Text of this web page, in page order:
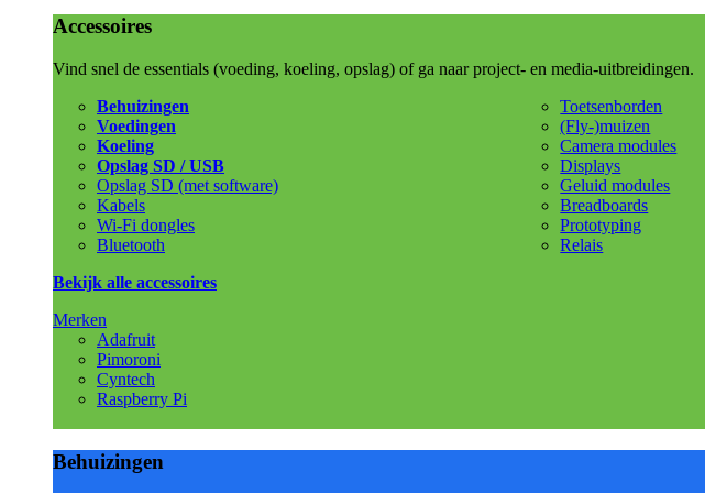
Accessoires
Vind snel de essentials (voeding, koeling, opslag) of ga naar project- en media-uitbreidingen.
Behuizingen
Voedingen
Koeling
Opslag SD / USB
Opslag SD (met software)
Kabels
Wi-Fi dongles
Bluetooth
Toetsenborden
(Fly-)muizen
Camera modules
Displays
Geluid modules
Breadboards
Prototyping
Relais
Bekijk alle accessoires
Merken
Adafruit
Pimoroni
Cyntech
Raspberry Pi
Behuizingen